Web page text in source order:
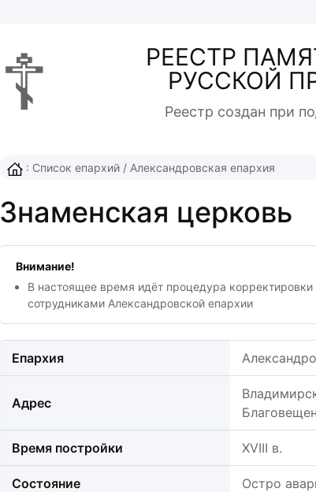
☦
РЕЕСТР
РУССКОЙ
Реестр создан при
: Список епархий / Александровская епархия
Знаменская церковь
Внимание!
В настоящее время идёт процедура
сотрудниками Александровской епархии
Епархия
Адрес
Время постройки XVIII в.
Состояние Остро